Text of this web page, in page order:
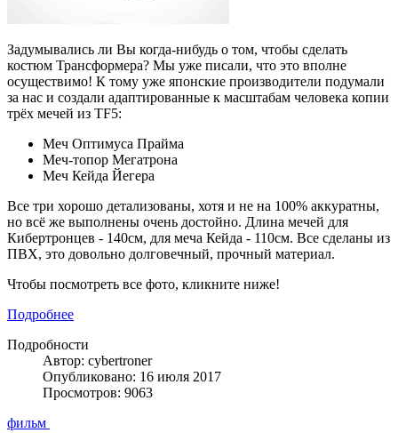
Задумывались ли Вы когда-нибудь о том, чтобы сделать
костюм Трансформера? Мы уже писали, что это вполне
осуществимо! К тому уже японские производители подумали
за нас и создали адаптированные к масштабам человека копии
трёх мечей из TF5:
Меч Оптимуса Прайма
Меч-топор Мегатрона
Меч Кейда Йегера
Все три хорошо детализованы, хотя и не на 100% аккуратны,
но всё же выполнены очень достойно. Длина мечей для
Кибертронцев - 140см, для меча Кейда - 110см. Все сделаны из
ПВХ, это довольно долговечный, прочный материал.
Чтобы посмотреть все фото, кликните ниже!
Подробнее
Подробности
Автор: cybertroner
Опубликовано: 16 июля 2017
Просмотров: 9063
фильм